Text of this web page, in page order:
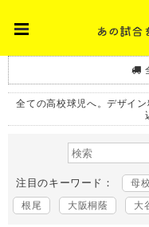
全ての高校球児へ。デザイ
注目のキーワード： 母
根尾
大阪桐蔭 大